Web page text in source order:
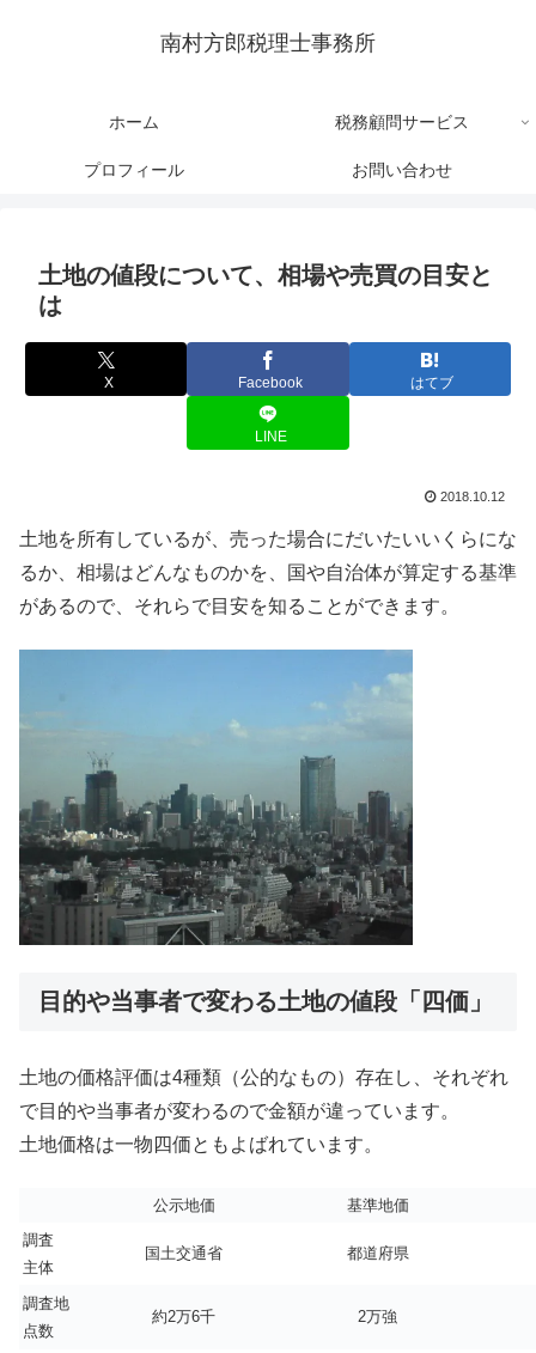
南村方郎税理士事務所
ホーム 税務顧問サービス
プロフィール お問い合わせ
土地の値段について、相場や売買の目安と
は
X Facebook はてブ
LINE
2018.10.12
土地を所有しているが、売った場合にだいたいいくらにな
るか、相場はどんなものかを、国や自治体が算定する基準
があるので、それらで目安を知ることができます。
目的や当事者で変わる土地の値段「四価」
土地の価格評価は4種類（公的なもの）存在し、それぞれ
で目的や当事者が変わるので金額が違っています。
土地価格は一物四価ともよばれています。
公示地価
基準地価
調査
主体
国土交通省 都道府県
調査地
点数
約2万6千 2万強